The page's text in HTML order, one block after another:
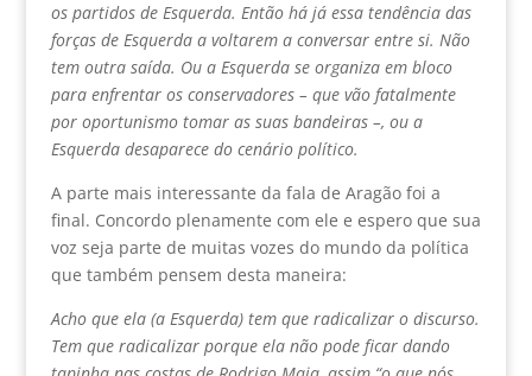
os partidos de Esquerda. Então há já essa tendência das
forças de Esquerda a voltarem a conversar entre si. Não
tem outra saída. Ou a Esquerda se organiza em bloco
para enfrentar os conservadores – que vão fatalmente
por oportunismo tomar as suas bandeiras –, ou a
Esquerda desaparece do cenário político.
A parte mais interessante da fala de Aragão foi a
final. Concordo plenamente com ele e espero que sua
voz seja parte de muitas vozes do mundo da política
que também pensem desta maneira:
Acho que ela (a Esquerda) tem que radicalizar o discurso.
Tem que radicalizar porque ela não pode ficar dando